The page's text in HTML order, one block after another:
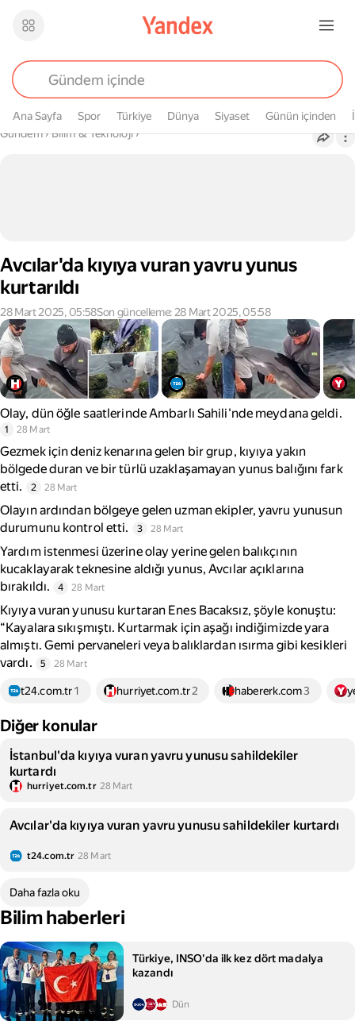
Ana Sayfa Spor Türkiye Dünya Siyaset Günün içinden
Buradasın
Gündem› Bilim & Teknoloji›
Avcılar'da kıyıya vuran yavru yunus
kurtarıldı
28 Mart 2025, 05:58Son güncelleme: 28 Mart 2025, 05:58
Olay, dün öğle saatlerinde Ambarlı Sahili'nde meydana geldi.
1 28 Mart
Gezmek için deniz kenarına gelen bir grup, kıyıya yakın
bölgede duran ve bir türlü uzaklaşamayan yunus balığını fark
etti.
2 28 Mart
Olayın ardından bölgeye gelen uzman ekipler, yavru yunusun
durumunu kontrol etti.
3 28 Mart
Yardım istenmesi üzerine olay yerine gelen balıkçının
kucaklayarak teknesine aldığı yunus, Avcılar açıklarına
bırakıldı.
4 28 Mart
Kıyıya vuran yunusu kurtaran Enes Bacaksız, şöyle konuştu:
“Kayalara sıkışmıştı. Kurtarmak için aşağı indiğimizde yara
almıştı. Gemi pervaneleri veya balıklardan ısırma gibi kesikleri
vardı.
5 28 Mart
t24.com.tr1 hurriyet.com.tr2 habererk.com3
Diğer konular
İstanbul'da kıyıya vuran yavru yunusu sahildekiler
kurtardı
hurriyet.com.tr 28 Mart
Avcılar'da kıyıya vuran yavru yunusu sahildekiler kurtardı
t24.com.tr 28 Mart
Daha fazla oku
Bilim haberleri
Türkiye, INSO'da ilk kez dört madalya
kazandı
Dün